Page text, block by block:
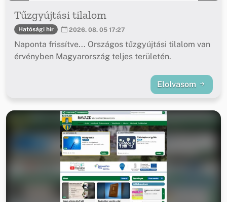
Tűzgyújtási tilalom
Hatósági hír 2026. 08. 05 17:27
Naponta frissítve... Országos tűzgyújtási tilalom van
érvényben Magyarország teljes területén.
Elolvasom